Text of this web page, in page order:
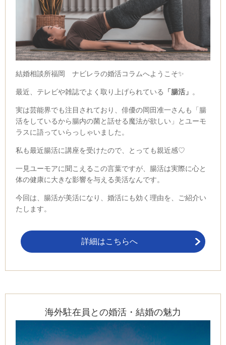
結婚相談所福岡 ナビレラの婚活コラムへようこそ✨
最近、テレビや雑誌でよく取り上げられている 「腸活」 。
実は芸能界でも注目されており、俳優の岡田准一さんも「腸
活をしているから腸内の菌と話せる魔法が欲しい」とユーモ
ラスに語っていらっしゃいました。
私も最近腸活に講座を受けたので、とっても親近感♡
一見ユーモアに聞こえるこの言葉ですが、腸活は実際に心と
体の健康に大きな影響を与える美活なんです。
今回は、腸活が美活になり、婚活にも効く理由を、ご紹介い
たします。
詳細はこちらへ
海外駐在員との婚活・結婚の魅力